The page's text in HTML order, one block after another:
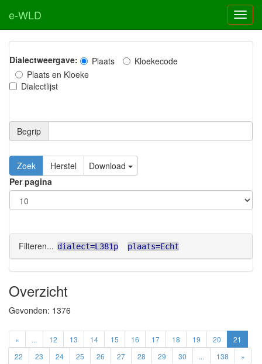
e-WLD
Dialectweergave: Plaats
Kloekecode
Plaats en Kloeke
Dialectlijst
Begrip
Zoek Herstel
Download
Per pagina
Filteren... dialect=L381p plaats=Echt
Overzicht
Gevonden: 1376
« ... 12 13 14 15 16 17 18 19 20
21
22
23 24 25 26 27 28 29 30 ... 138 »